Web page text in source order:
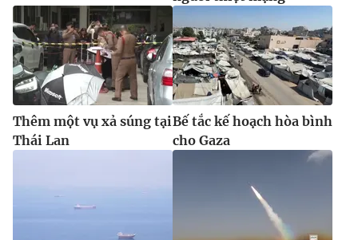
Thêm một vụ xả súng tại
Thái Lan
Bế tắc kế hoạch hòa bình
cho Gaza